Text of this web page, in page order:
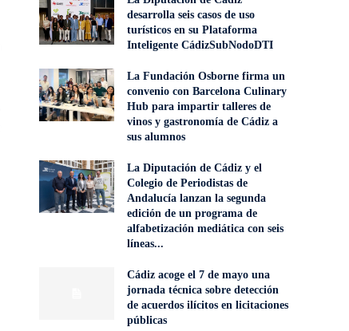
desarrolla seis casos de uso
turísticos en su Plataforma
Inteligente CádizSubNodoDTI
La Fundación Osborne firma un
convenio con Barcelona Culinary
Hub para impartir talleres de
vinos y gastronomía de Cádiz a
sus alumnos
La Diputación de Cádiz y el
Colegio de Periodistas de
Andalucía lanzan la segunda
edición de un programa de
alfabetización mediática con seis
líneas...
Cádiz acoge el 7 de mayo una
jornada técnica sobre detección
de acuerdos ilícitos en licitaciones
públicas